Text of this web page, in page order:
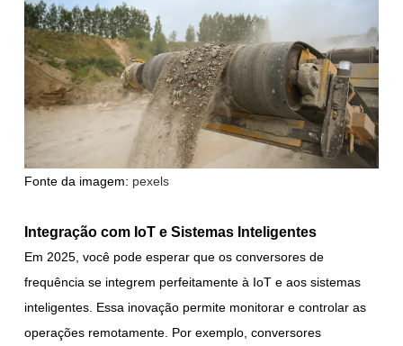
Fonte da imagem: pexels
Integração com IoT e Sistemas Inteligentes
Em 2025, você pode esperar que os conversores de
frequência se integrem perfeitamente à IoT e aos sistemas
inteligentes. Essa inovação permite monitorar e controlar as
operações remotamente. Por exemplo, conversores